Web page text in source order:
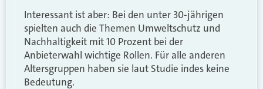
Interessant ist aber: Bei den unter 30-jährigen
spielten auch die Themen Umweltschutz und
Nachhaltigkeit mit 10 Prozent bei der
Anbieterwahl wichtige Rollen. Für alle anderen
Altersgruppen haben sie laut Studie indes keine
Bedeutung.